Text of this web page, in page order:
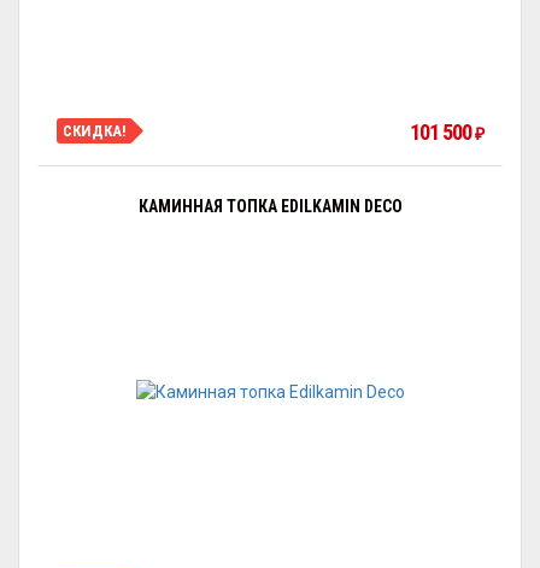
СКИДКА! 101 500 ₽
КАМИННАЯ ТОПКА EDILKAMIN DECO